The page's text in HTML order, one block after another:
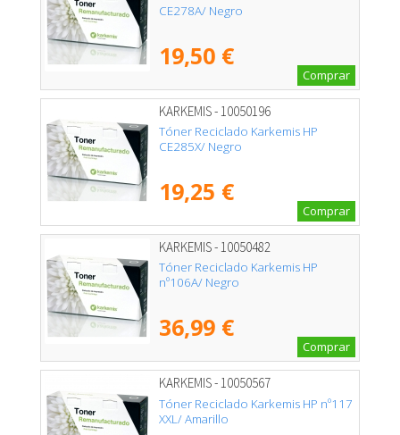
CE278A/ Negro
19,50 €
Comprar
KARKEMIS - 10050196
Tóner Reciclado Karkemis HP
CE285X/ Negro
19,25 €
Comprar
KARKEMIS - 10050482
Tóner Reciclado Karkemis HP
nº106A/ Negro
36,99 €
Comprar
KARKEMIS - 10050567
Tóner Reciclado Karkemis HP nº117
XXL/ Amarillo